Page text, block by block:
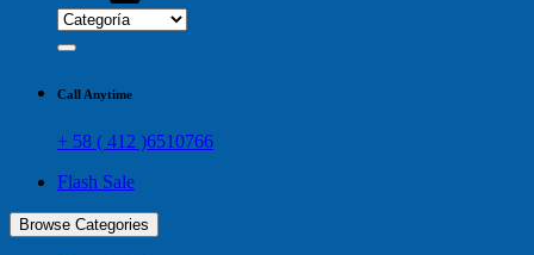
Call Anytime
+ 58 ( 412 )6510766
Flash Sale
Browse Categories